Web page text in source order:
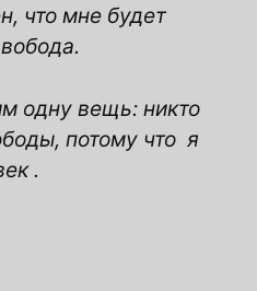
что мне будет
одну вещь: никто
потому что я
.